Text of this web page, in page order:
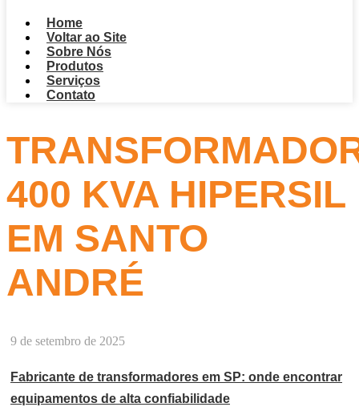
Home
Voltar ao Site
Sobre Nós
Produtos
Serviços
Contato
400 KVA HIPERSIL
EM SANTO
ANDRÉ
9 de setembro de 2025
Fabricante de transformadores em SP: onde encontrar
equipamentos de alta confiabilidade